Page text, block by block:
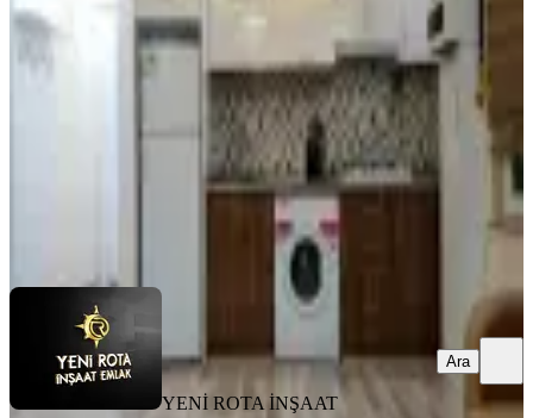
Dulkadiroğlu, Egemenlik Mahallesi
1+1
45 m²·2. Kat·08.08.2026
17.500 ₺
Taner B
YENİ ROTA İNŞAAT
Ara